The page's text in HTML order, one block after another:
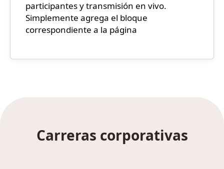
participantes y transmisión en vivo.
Simplemente agrega el bloque
correspondiente a la página
Carreras corporativas